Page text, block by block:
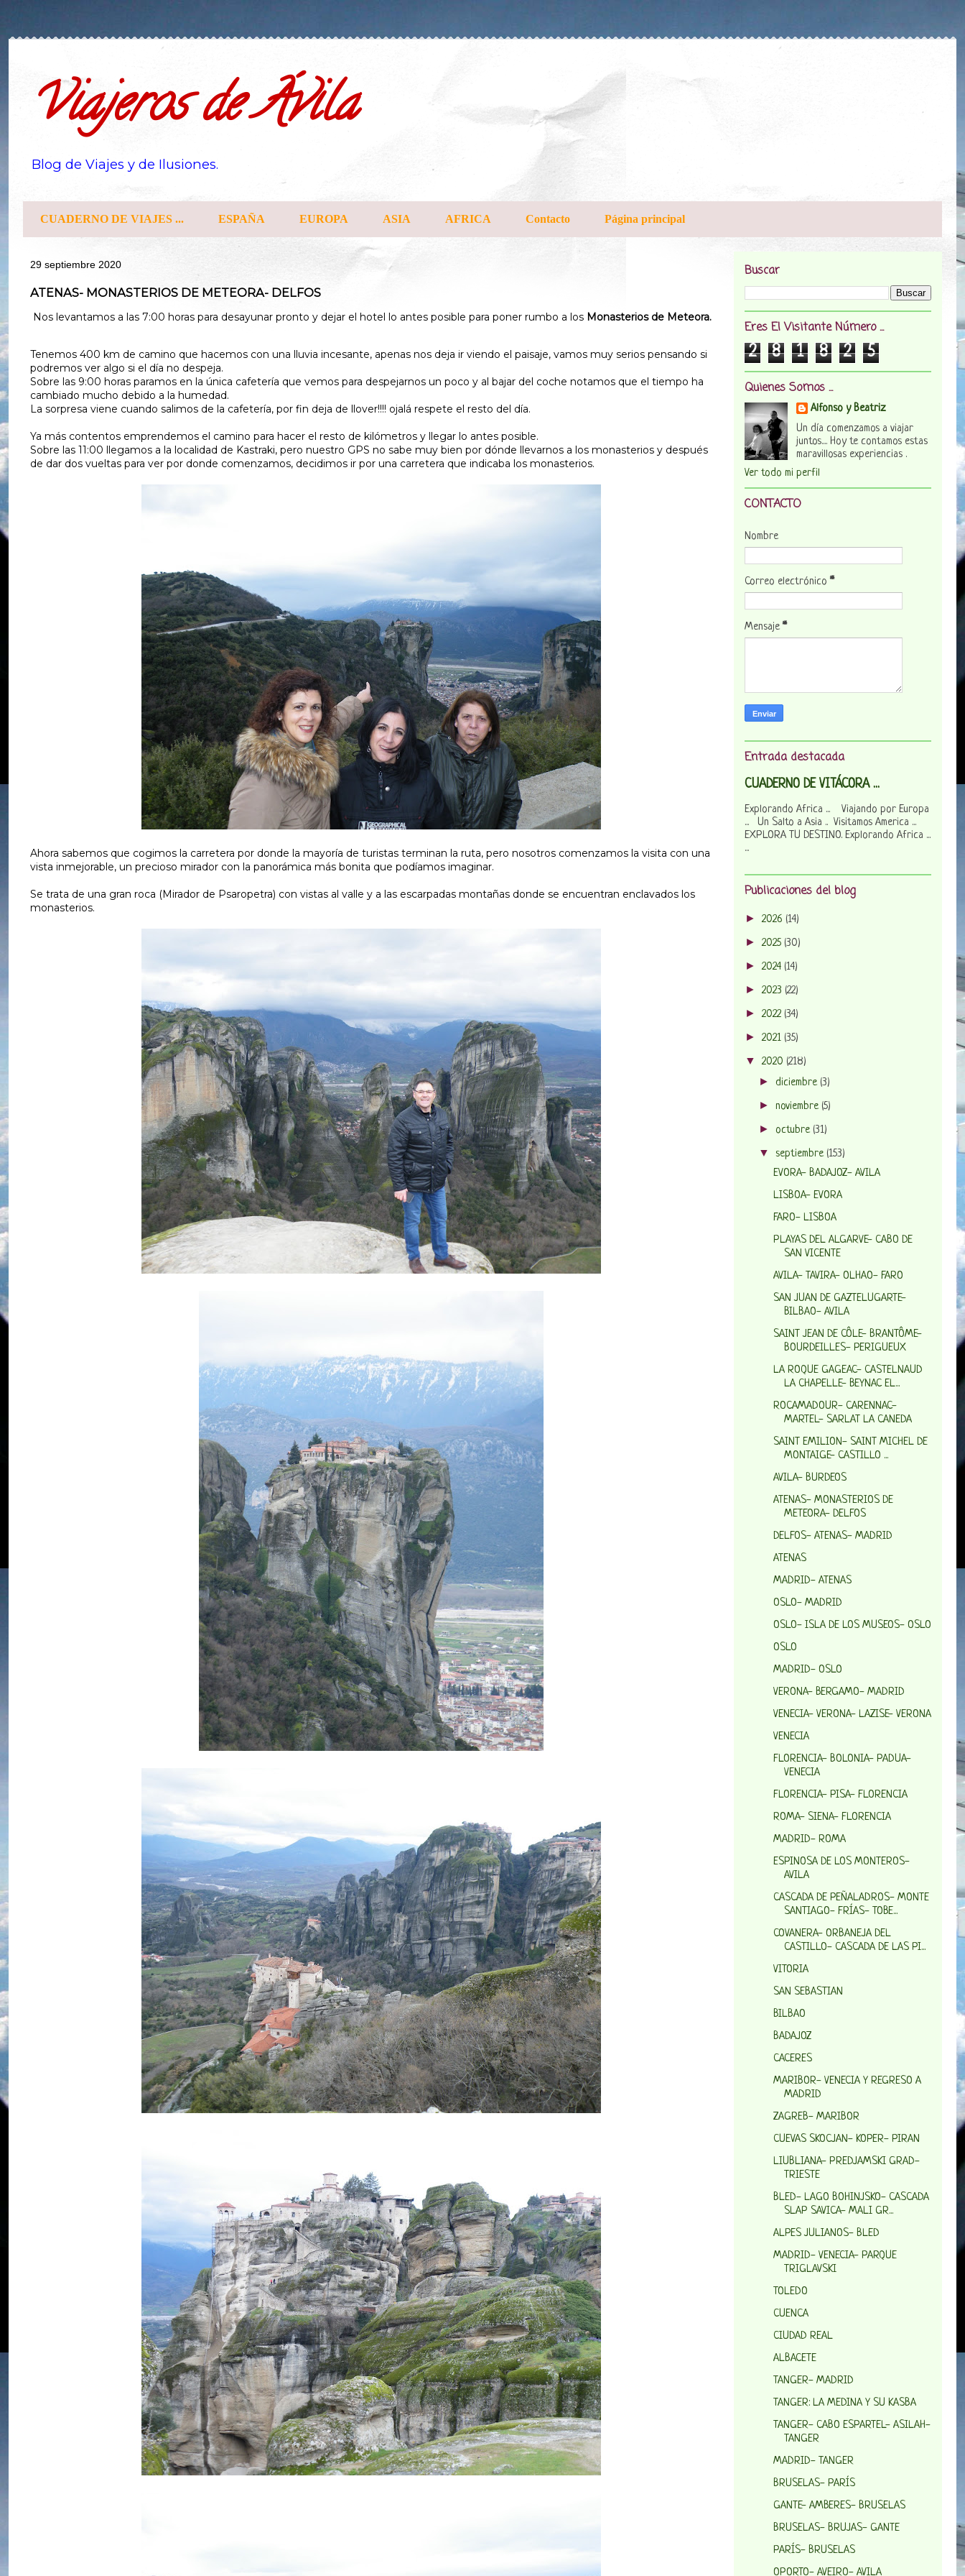
Viajeros de Ávila
Blog de Viajes y de Ilusiones.
CUADERNO DE VIAJES ... ESPAÑA EUROPA ASIA AFRICA Contacto Página principal
29 septiembre 2020
ATENAS- MONASTERIOS DE METEORA- DELFOS
Nos levantamos a las 7:00 horas para desayunar pronto y dejar el hotel lo antes posible para poner rumbo a los Monasterios de Meteora.
Tenemos 400 km de camino que hacemos con una lluvia incesante, apenas nos deja ir viendo el paisaje, vamos muy serios pensando si
podremos ver algo si el día no despeja.
Sobre las 9:00 horas paramos en la única cafetería que vemos para despejarnos un poco y al bajar del coche notamos que el tiempo ha
cambiado mucho debido a la humedad.
La sorpresa viene cuando salimos de la cafetería, por fin deja de llover!!!! ojalá respete el resto del día.
Ya más contentos emprendemos el camino para hacer el resto de kilómetros y llegar lo antes posible.
Sobre las 11:00 llegamos a la localidad de Kastraki, pero nuestro GPS no sabe muy bien por dónde llevarnos a los monasterios y después
de dar dos vueltas para ver por donde comenzamos, decidimos ir por una carretera que indicaba los monasterios.
Ahora sabemos que cogimos la carretera por donde la mayoría de turistas terminan la ruta, pero nosotros comenzamos la visita con una
vista inmejorable, un precioso mirador con la panorámica más bonita que podíamos imaginar.
Se trata de una gran roca (Mirador de Psaropetra) con vistas al valle y a las escarpadas montañas donde se encuentran enclavados los
monasterios.
Buscar
Eres El Visitante Número ...
2 8 1 8 2 5
Quienes Somos ...
Alfonso y Beatriz
Un día comenzamos a viajar
juntos.... Hoy te contamos estas
maravillosas experiencias .
Ver todo mi perfil
CONTACTO
Nombre
Correo electrónico*
Mensaje*
Entrada destacada
CUADERNO DE VITÁCORA ...
Explorando Africa ... Viajando por Europa
... Un Salto a Asia .. Visitamos America ...
EXPLORA TU DESTINO. Explorando Africa ...
...
Publicaciones del blog
► 2026 (14)
► 2025 (30)
► 2024 (14)
► 2023 (22)
► 2022 (34)
► 2021 (35)
▼ 2020 (218)
► diciembre (3)
►noviembre (5)
► octubre (31)
▼septiembre (153)
EVORA- BADAJOZ- AVILA
LISBOA- EVORA
FARO- LISBOA
PLAYAS DEL ALGARVE- CABO DE
SAN VICENTE
AVILA- TAVIRA- OLHAO- FARO
SAN JUAN DE GAZTELUGARTE-
BILBAO- AVILA
SAINT JEAN DE CÔLE- BRANTÔME-
BOURDEILLES- PERIGUEUX
LA ROQUE GAGEAC- CASTELNAUD
LA CHAPELLE- BEYNAC EL...
ROCAMADOUR- CARENNAC-
MARTEL- SARLAT LA CANEDA
SAINT EMILION- SAINT MICHEL DE
MONTAIGE- CASTILLO ...
AVILA- BURDEOS
ATENAS- MONASTERIOS DE
METEORA- DELFOS
DELFOS- ATENAS- MADRID
ATENAS
MADRID- ATENAS
OSLO- MADRID
OSLO- ISLA DE LOS MUSEOS- OSLO
OSLO
MADRID- OSLO
VERONA- BERGAMO- MADRID
VENECIA- VERONA- LAZISE- VERONA
VENECIA
FLORENCIA- BOLONIA- PADUA-
VENECIA
FLORENCIA- PISA- FLORENCIA
ROMA- SIENA- FLORENCIA
MADRID- ROMA
ESPINOSA DE LOS MONTEROS-
AVILA
CASCADA DE PEÑALADROS- MONTE
SANTIAGO- FRÍAS- TOBE...
COVANERA- ORBANEJA DEL
CASTILLO- CASCADA DE LAS PI...
VITORIA
SAN SEBASTIAN
BILBAO
BADAJOZ
CACERES
MARIBOR- VENECIA Y REGRESO A
MADRID
ZAGREB- MARIBOR
CUEVAS SKOCJAN- KOPER- PIRAN
LIUBLIANA- PREDJAMSKI GRAD-
TRIESTE
BLED- LAGO BOHINJSKO- CASCADA
SLAP SAVICA- MALI GR...
ALPES JULIANOS- BLED
MADRID- VENECIA- PARQUE
TRIGLAVSKI
TOLEDO
CUENCA
CIUDAD REAL
ALBACETE
TANGER- MADRID
TANGER: LA MEDINA Y SU KASBA
TANGER- CABO ESPARTEL- ASILAH-
TANGER
MADRID- TANGER
BRUSELAS- PARÍS
GANTE- AMBERES- BRUSELAS
BRUSELAS- BRUJAS- GANTE
PARÍS- BRUSELAS
OPORTO- AVEIRO- AVILA